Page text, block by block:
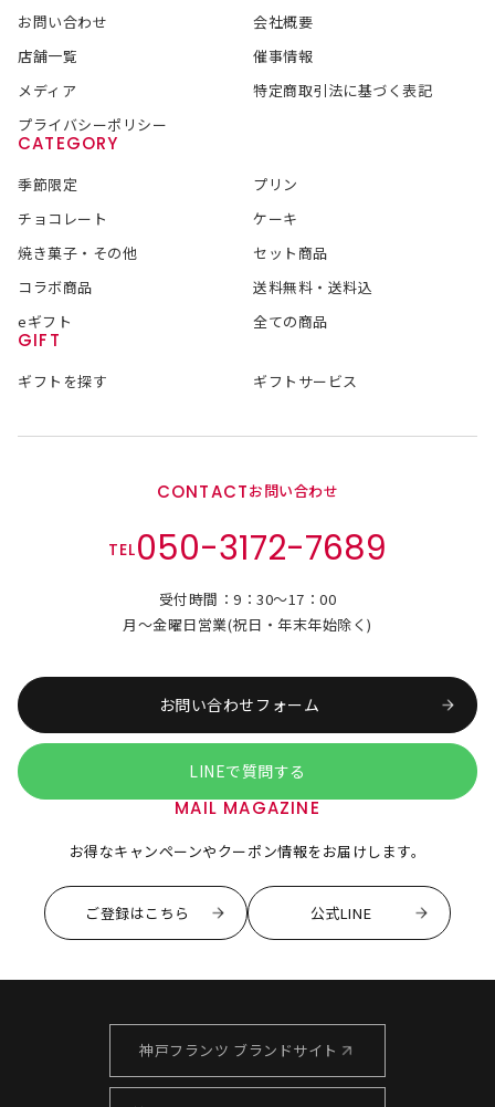
お問い合わせ
会社概要
店舗一覧
催事情報
メディア
特定商取引法に基づく表記
プライバシーポリシー
CATEGORY
季節限定
プリン
チョコレート
ケーキ
焼き菓子・その他
セット商品
コラボ商品
送料無料・送料込
eギフト
全ての商品
GIFT
ギフトを探す ギフトサービス
CONTACTお問い合わせ
TEL050-3172-7689
受付時間：9：30～17：00
月～金曜日営業(祝日・年末年始除く)
お問い合わせフォーム
LINEで質問する
MAIL MAGAZINE
お得なキャンペーンやクーポン情報をお届けします。
ご登録はこちら 公式LINE
神戸フランツ ブランドサイト